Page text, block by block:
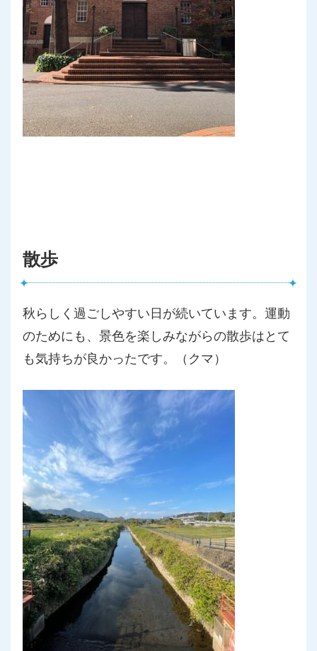
散歩
秋らしく過ごしやすい日が続いています。運動
のためにも、景色を楽しみながらの散歩はとて
も気持ちが良かったです。（クマ）